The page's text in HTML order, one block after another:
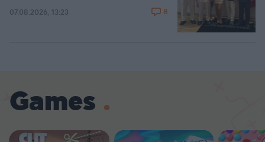
07.08.2026, 13:23 8
Games